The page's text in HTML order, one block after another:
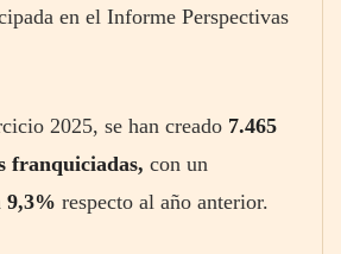
en el Informe Perspectivas
2025, se han creado 7.465
franquiciadas, con un
9,3% respecto al año anterior.